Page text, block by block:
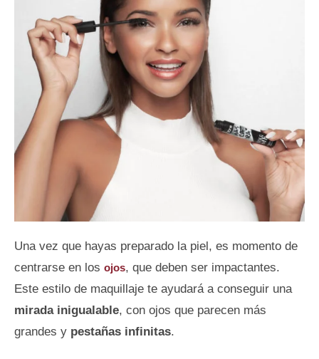
Una vez que hayas preparado la piel, es momento de
centrarse en los ojos, que deben ser impactantes.
Este estilo de maquillaje te ayudará a conseguir una
mirada inigualable, con ojos que parecen más
grandes y pestañas infinitas.